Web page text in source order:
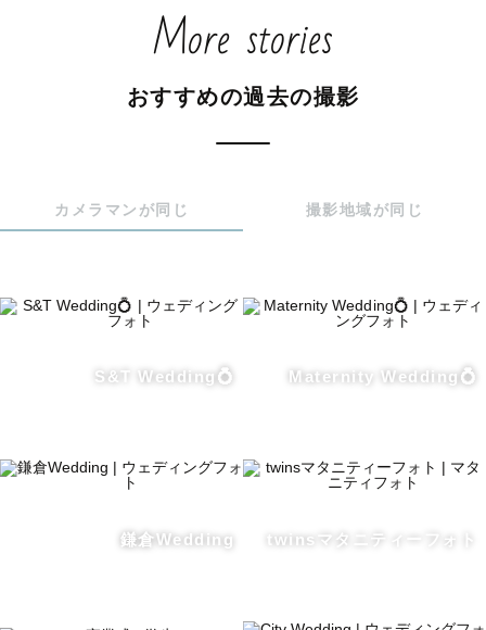
とは2つだけです✌️
①事前にどんな写真が撮りたいか僕に伝えていただく。
後日、皆様の笑顔いっぱいの写真があなたの元に届きます
伝いをさせてください。
東京/神奈川以外の地域についても交通費をいただければど
More stories
おすすめの過去の撮影
カメラマンが同じ 撮影地域が同じ
S&T Wedding💍 Maternity Wedding💍
鎌倉Wedding twinsマタニティーフォト